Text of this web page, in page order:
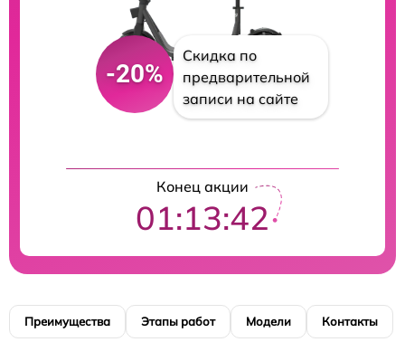
-20%
Скидка по
предварительной
записи на сайте
Конец акции
01:13:41
Преимущества Этапы работ Модели Контакты